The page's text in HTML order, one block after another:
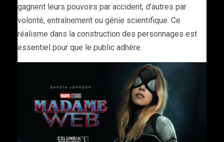
gagnent leurs pouvoirs par accident, d’autres par
volonté, entraînement ou génie scientifique. Ce
réalisme dans la construction des personnages est
essentiel pour que le public adhère.